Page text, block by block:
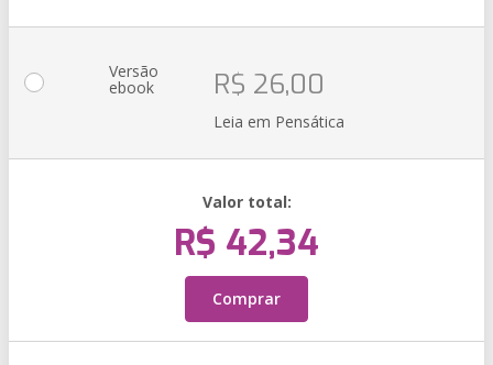
Versão
ebook R$ 26,00
Leia em Pensática
Valor total:
R$ 42,34
Comprar